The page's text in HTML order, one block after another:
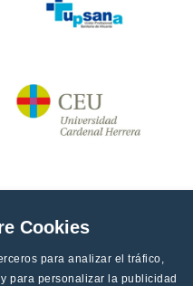
Cookies
para analizar el tráfico,
para personalizar la publicidad